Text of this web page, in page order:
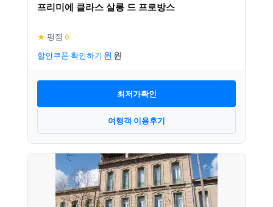
프리미에 클라스 살롱 드 프로방스
★ 평점 6
할인쿠폰 확인하기
최저가확인
여행객 이용후기